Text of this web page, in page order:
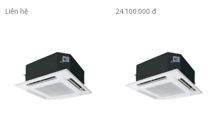
Liên hệ 24.100.000 đ